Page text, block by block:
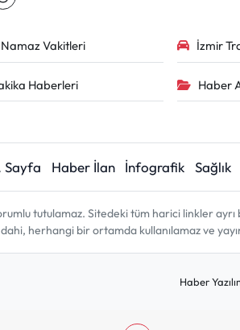
Vakitleri İzmir
Haberleri Haber
Sayfa Haber İlan İnfografik Sağlık
tutulamaz. Sitedeki tüm harici linkler ayrı
herhangi bir ortamda kullanılamaz ve
Haber